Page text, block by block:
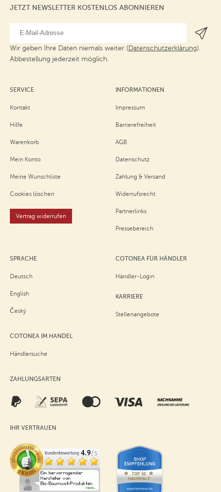
JETZT NEWSLETTER KOSTENLOS ABONNIEREN
Wir geben Ihre Daten niemals weiter (Datenschutzerklärung).
Abbestellung jederzeit möglich.
SERVICE
Kontakt
Hilfe
Warenkorb
Mein Konto
Meine Wunschliste
Cookies löschen
Vertrag widerrufen
INFORMATIONEN
Impressum
Barrierefreiheit
AGB
Datenschutz
Zahlung & Versand
Widerrufsrecht
Partnerlinks
Pressebereich
SPRACHE
Deutsch
English
Český
COTONEA IM HANDEL
Händlersuche
COTONEA FÜR HÄNDLER
Händler-Login
KARRIERE
Stellenangebote
ZAHLUNGSARTEN
IHR VERTRAUEN